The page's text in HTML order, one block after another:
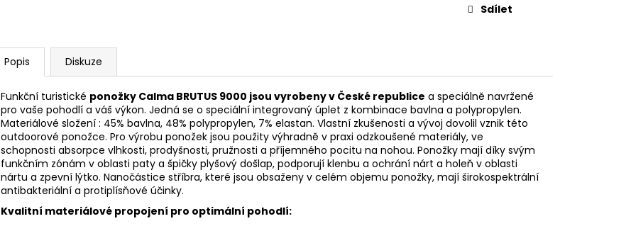
Sdílet
Popis Diskuze
Funkční turistické ponožky Calma BRUTUS 9000 jsou vyrobeny v České republice a speciálně navržené
pro vaše pohodlí a váš výkon. Jedná se o speciální integrovaný úplet z kombinace bavlna a polypropylen.
Materiálové složení : 45% bavlna, 48% polypropylen, 7% elastan. Vlastní zkušenosti a vývoj dovolil vznik této
outdoorové ponožce. Pro výrobu ponožek jsou použity výhradně v praxi odzkoušené materiály, ve
schopnosti absorpce vlhkosti, prodyšnosti, pružnosti a příjemného pocitu na nohou. Ponožky mají díky svým
funkčním zónám v oblasti paty a špičky plyšový došlap, podporují klenbu a ochrání nárt a holeň v oblasti
nártu a zpevní lýtko. Nanočástice stříbra, které jsou obsaženy v celém objemu ponožky, mají širokospektrální
antibakteriální a protiplísňové účinky.
Kvalitní materiálové propojení pro optimální pohodlí: